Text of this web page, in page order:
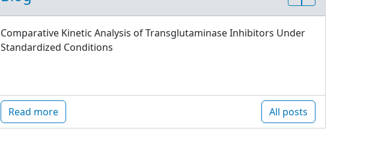
Comparative Kinetic Analysis of Transglutaminase Inhibitors Under
Standardized Conditions
Read more All posts